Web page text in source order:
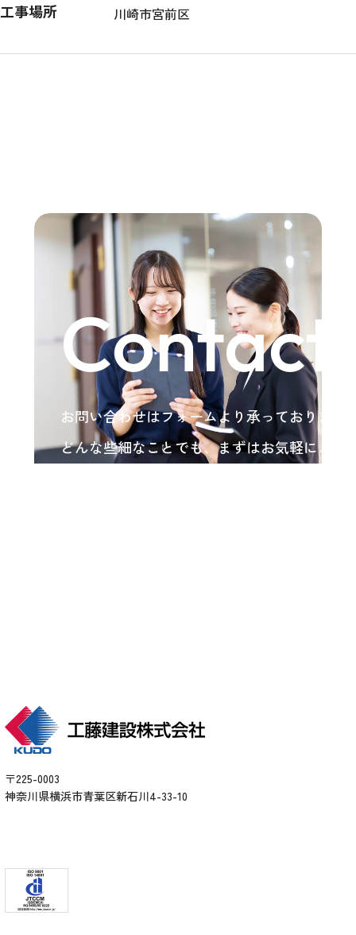
工事場所 川崎市宮前区
Contact
お問い合わせはフォームより承っております
どんな些細なことでも、まずはお気軽にご相
〒225-0003
神奈川県横浜市青葉区新石川4-33-10